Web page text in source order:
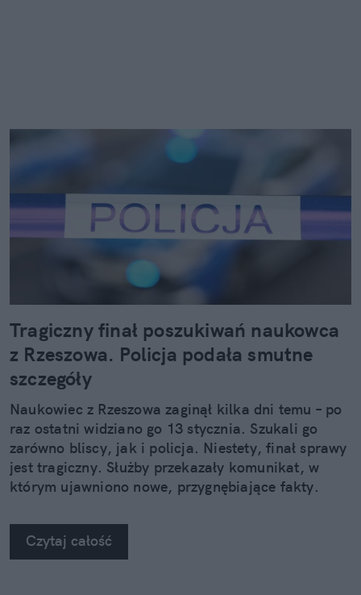
Tragiczny finał poszukiwań naukowca
z Rzeszowa. Policja podała smutne
szczegóły
Naukowiec z Rzeszowa zaginął kilka dni temu – po
raz ostatni widziano go 13 stycznia. Szukali go
zarówno bliscy, jak i policja. Niestety, finał sprawy
jest tragiczny. Służby przekazały komunikat, w
którym ujawniono nowe, przygnębiające fakty.
Czytaj całość